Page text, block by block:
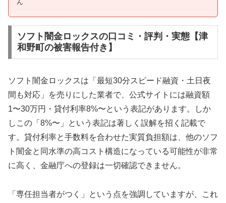
ん
ソフト闇金ロックスの口コミ・評判・実態【津
和野町の被害報告付き】
ソフト闇金ロックスは「最短30分スピード融資・土日夜
間も対応」を売りにした業者で、公式サイトには融資額
1〜30万円・貸付利率8%〜という表記があります。しか
しこの「8%〜」という表記は著しく誤解を招く記載で
す。貸付利率と手数料を合わせた実質負担額は、他のソフ
ト闇金と同水準の高コスト構造になっている可能性が非常
に高く、金融庁への登録は一切確認できません。
「専任担当者がつく」という点を強調していますが、これ